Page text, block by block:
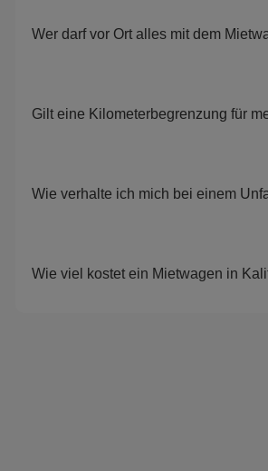
Wer darf vor Ort alles mit dem
Gilt eine Kilometerbegrenzung für
Wie verhalte ich mich bei einem
Wie viel kostet ein Mietwagen in